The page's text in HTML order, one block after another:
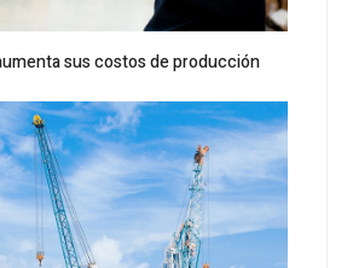
sus costos de producción